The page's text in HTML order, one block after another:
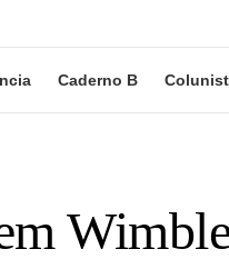
Caderno B